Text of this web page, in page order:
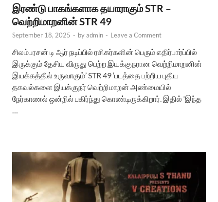
இரண்டு பாகங்களாக தயாராகும் STR –
வெற்றிமாறனின் STR 49
September 18, 2025 - byadmin - Leave a Comment
சிலம்பரசன் டி ஆர் நடிப்பில் ரசிகர்களின் பெரும் எதிர்பார்ப்பில்
இருக்கும் தேசிய விருது பெற்ற இயக்குநரான வெற்றிமாறனின்
இயக்கத்தில் உருவாகும்’ STR 49 ‘படத்தை பற்றிய புதிய
தகவல்களை இயக்குநர் வெற்றிமாறன் அண்மையில்
நேர்காணல் ஒன்றில் பகிர்ந்து கொண்டிருக்கிறார். இதில் ‘இந்த
…